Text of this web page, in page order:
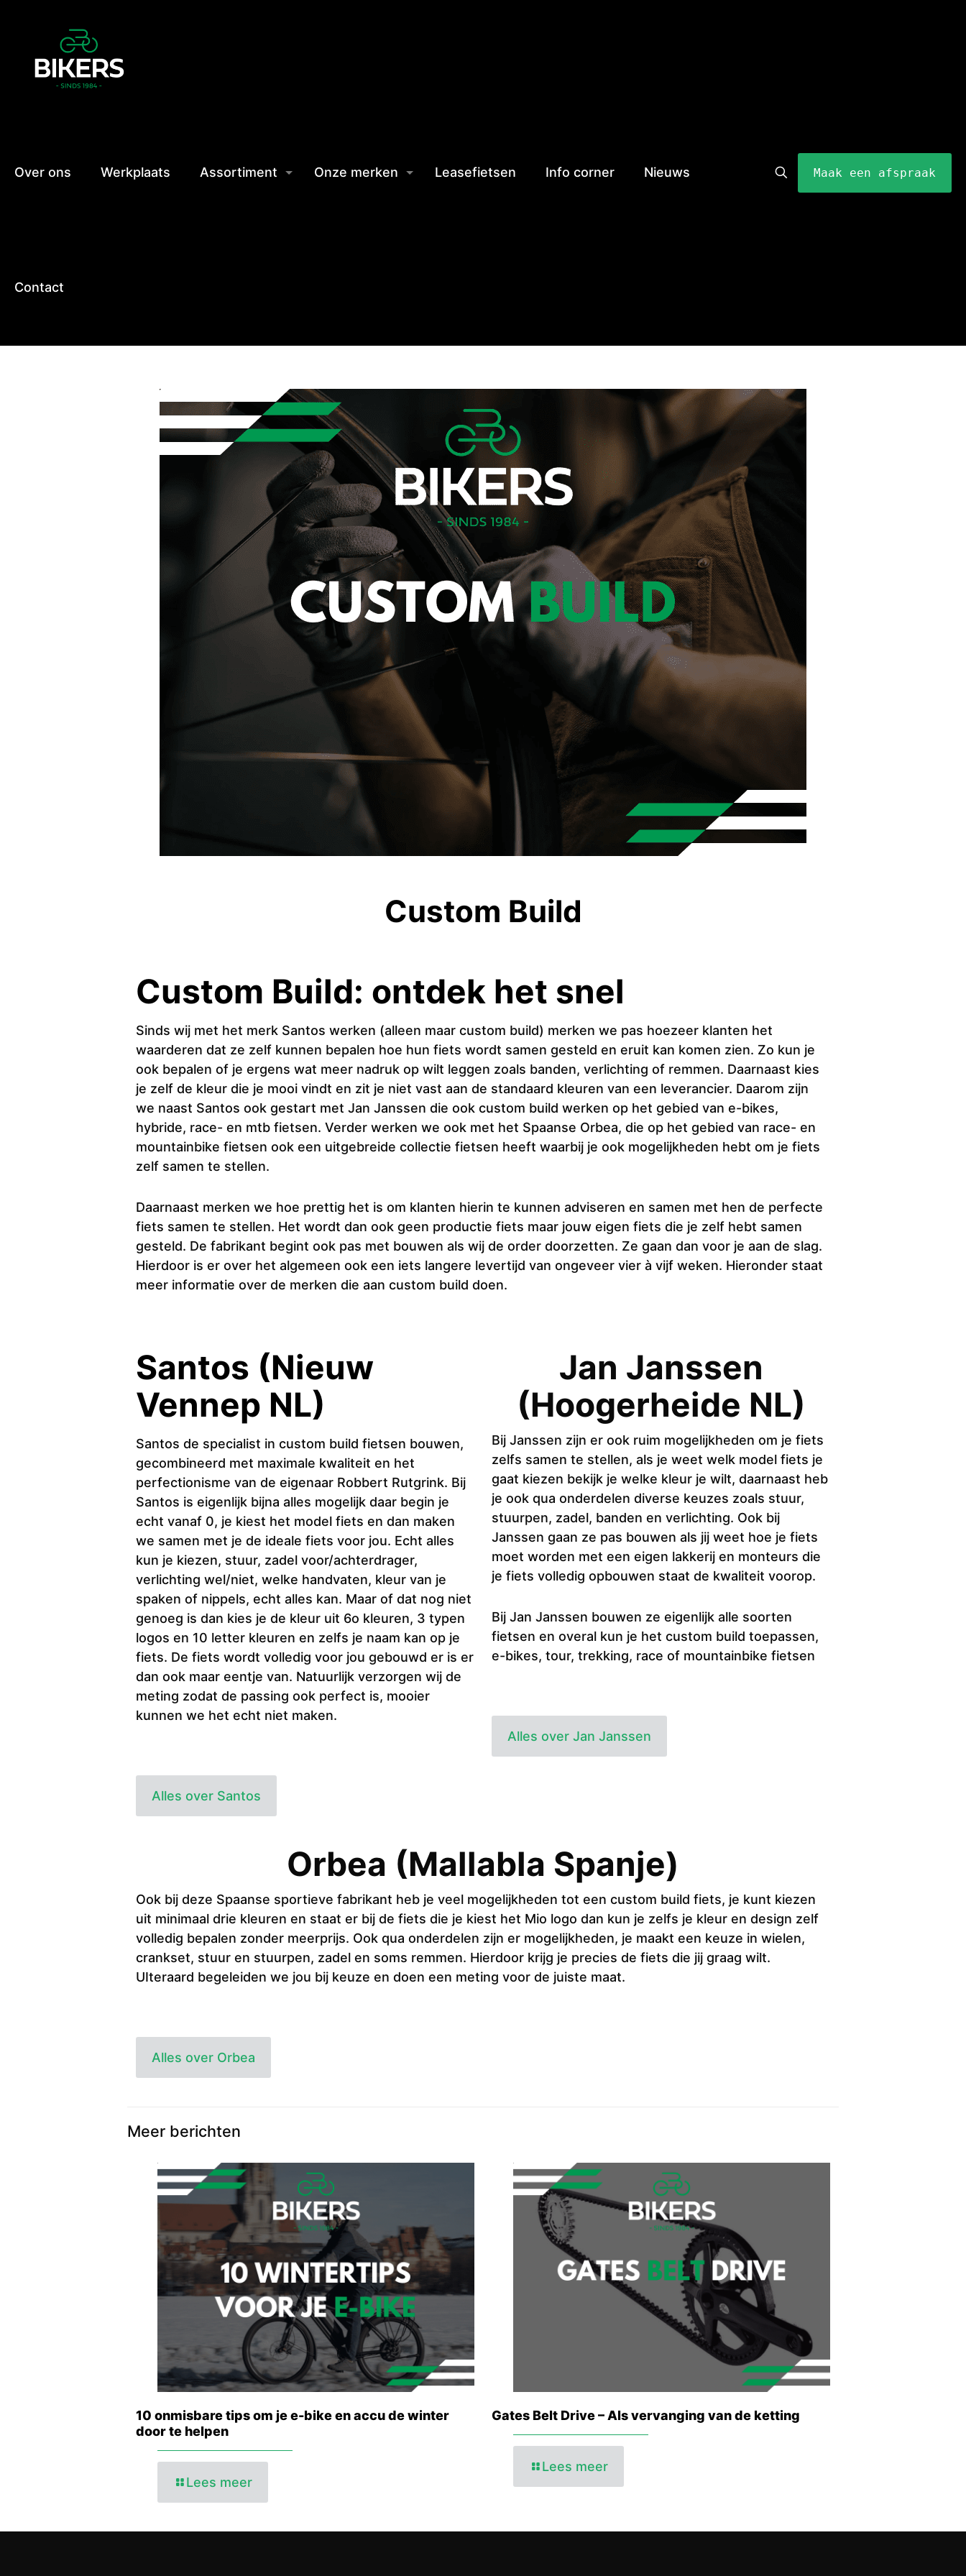
Over ons Werkplaats Assortiment Onze merken Leasefietsen Info corner Nieuws
Contact
Maak een afspraak
Custom Build
Custom Build: ontdek het snel
Sinds wij met het merk Santos werken (alleen maar custom build) merken we pas hoezeer klanten het
waarderen dat ze zelf kunnen bepalen hoe hun fiets wordt samen gesteld en eruit kan komen zien. Zo kun je
ook bepalen of je ergens wat meer nadruk op wilt leggen zoals banden, verlichting of remmen. Daarnaast kies
je zelf de kleur die je mooi vindt en zit je niet vast aan de standaard kleuren van een leverancier. Daarom zijn
we naast Santos ook gestart met Jan Janssen die ook custom build werken op het gebied van e-bikes,
hybride, race- en mtb fietsen. Verder werken we ook met het Spaanse Orbea, die op het gebied van race- en
mountainbike fietsen ook een uitgebreide collectie fietsen heeft waarbij je ook mogelijkheden hebt om je fiets
zelf samen te stellen.
Daarnaast merken we hoe prettig het is om klanten hierin te kunnen adviseren en samen met hen de perfecte
fiets samen te stellen. Het wordt dan ook geen productie fiets maar jouw eigen fiets die je zelf hebt samen
gesteld. De fabrikant begint ook pas met bouwen als wij de order doorzetten. Ze gaan dan voor je aan de slag.
Hierdoor is er over het algemeen ook een iets langere levertijd van ongeveer vier à vijf weken. Hieronder staat
meer informatie over de merken die aan custom build doen.
Santos (Nieuw
Vennep NL)
Santos de specialist in custom build fietsen bouwen,
gecombineerd met maximale kwaliteit en het
perfectionisme van de eigenaar Robbert Rutgrink. Bij
Santos is eigenlijk bijna alles mogelijk daar begin je
echt vanaf 0, je kiest het model fiets en dan maken
we samen met je de ideale fiets voor jou. Echt alles
kun je kiezen, stuur, zadel voor/achterdrager,
verlichting wel/niet, welke handvaten, kleur van je
spaken of nippels, echt alles kan. Maar of dat nog niet
genoeg is dan kies je de kleur uit 6o kleuren, 3 typen
logos en 10 letter kleuren en zelfs je naam kan op je
fiets. De fiets wordt volledig voor jou gebouwd er is er
dan ook maar eentje van. Natuurlijk verzorgen wij de
meting zodat de passing ook perfect is, mooier
kunnen we het echt niet maken.
Alles over Santos
Jan Janssen
(Hoogerheide NL)
Bij Janssen zijn er ook ruim mogelijkheden om je fiets
zelfs samen te stellen, als je weet welk model fiets je
gaat kiezen bekijk je welke kleur je wilt, daarnaast heb
je ook qua onderdelen diverse keuzes zoals stuur,
stuurpen, zadel, banden en verlichting. Ook bij
Janssen gaan ze pas bouwen als jij weet hoe je fiets
moet worden met een eigen lakkerij en monteurs die
je fiets volledig opbouwen staat de kwaliteit voorop.
Bij Jan Janssen bouwen ze eigenlijk alle soorten
fietsen en overal kun je het custom build toepassen,
e-bikes, tour, trekking, race of mountainbike fietsen
Alles over Jan Janssen
Orbea (Mallabla Spanje)
Ook bij deze Spaanse sportieve fabrikant heb je veel mogelijkheden tot een custom build fiets, je kunt kiezen
uit minimaal drie kleuren en staat er bij de fiets die je kiest het Mio logo dan kun je zelfs je kleur en design zelf
volledig bepalen zonder meerprijs. Ook qua onderdelen zijn er mogelijkheden, je maakt een keuze in wielen,
crankset, stuur en stuurpen, zadel en soms remmen. Hierdoor krijg je precies de fiets die jij graag wilt.
UIteraard begeleiden we jou bij keuze en doen een meting voor de juiste maat.
Alles over Orbea
Meer berichten
10 onmisbare tips om je e-bike en accu de winter
door te helpen
Lees meer
Gates Belt Drive – Als vervanging van de ketting
Lees meer